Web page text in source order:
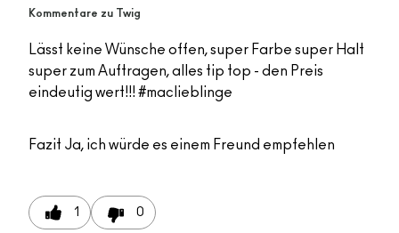
Kommentare zu Twig
Lässt keine Wünsche offen, super Farbe super Halt
super zum Auftragen, alles tip top - den Preis
eindeutig wert!!! #maclieblinge
Fazit Ja, ich würde es einem Freund empfehlen
1 0